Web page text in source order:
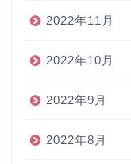
2022年11月
2022年10月
2022年9月
2022年8月